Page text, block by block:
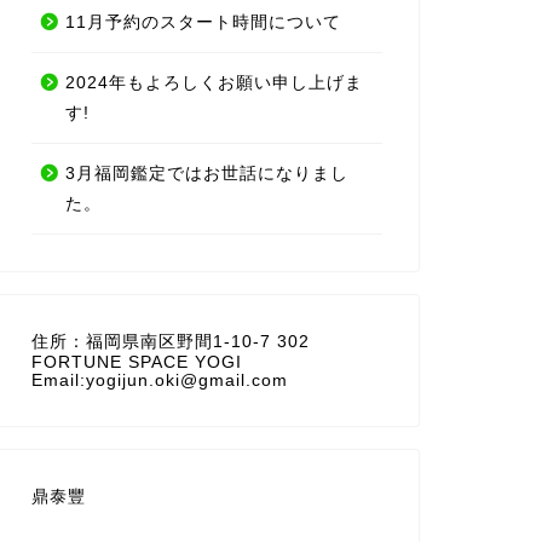
11月予約のスタート時間について
2024年もよろしくお願い申し上げま
す!
3月福岡鑑定ではお世話になりまし
た。
住所：福岡県南区野間1-10-7 302
FORTUNE SPACE YOGI
Email:yogijun.oki@gmail.com
鼎泰豐